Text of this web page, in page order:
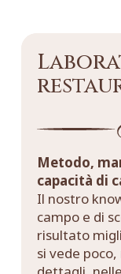
Metodo,
capacità di
Il nostro
campo e di
risultato
si vede